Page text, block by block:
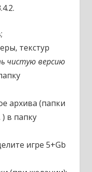
текстур
чистую версию
архива (папки
в папку
игре 5+Gb